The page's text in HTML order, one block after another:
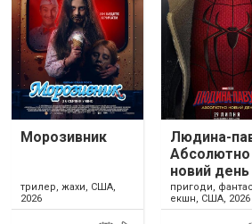
Морозивник
трилер, жахи, США,
2026
Людина-
Абсолютно
новий день
пригоди,
екшн, США, 2026